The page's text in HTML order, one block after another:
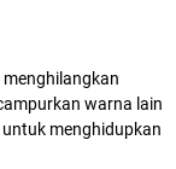
warna lain
menghidupkan